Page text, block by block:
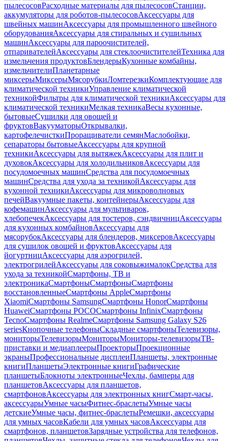
пылесосовРасходные материалы для пылесосовСтанции,
аккумуляторы для роботов-пылесосовАксессуары для
швейных машинАксессуары для промышленного швейного
оборудованияАксессуары для стиральных и сушильных
машинАксессуары для пароочистителей,
отпаривателейАксессуары для стеклоочистителейТехника для
измельчения продуктовБлендерыКухонные комбайны,
измельчителиПланетарные
миксерыМиксерыМясорубкиЛомтерезкиКомплектующие для
климатической техникиУправление климатической
техникойФильтры для климатической техникиАксессуары для
климатической техникиМелкая техникаВесы кухонные,
бытовыеСушилки для овощей и
фруктовВакууматорыОткрывалки,
картофелечисткиПроращиватели семянМаслобойки,
сепараторы бытовыеАксессуары для крупной
техникиАксессуары для вытяжекАксессуары для плит и
духовокАксессуары для холодильниковАксессуары для
посудомоечных машинСредства для посудомоечных
машинСредства для ухода за техникойАксессуары для
кухонной техникиАксессуары для микроволновых
печейВакуумные пакеты, контейнерыАксессуары для
кофемашинАксессуары для мультиварок,
хлебопечекАксессуары для тостеров, сэндвичницАксессуары
для кухонных комбайновАксессуары для
мясорубокАксессуары для блендеров, миксеровАксессуары
для сушилок овощей и фруктовАксессуары для
йогуртницАксессуары для аэрогрилей,
электрогрилейАксессуары для соковыжималокСредства для
ухода за техникойСмартфоны, ТВ и
электроникаСмартфоныСмартфоныСмартфоны
восстановленныеСмартфоны AppleСмартфоны
XiaomiСмартфоны SamsungСмартфоны HonorСмартфоны
HuaweiСмартфоны POCOСмартфоны InfinixСмартфоны
TecnoСмартфоны RealmeСмартфоны Samsung Galaxy S26
seriesКнопочные телефоныСкладные смартфоныТелевизоры,
мониторыТелевизорыМониторыМониторы-телевизорыТВ-
приставки и медиаплеерыПроекторыПроекционные
экраныПрофессиональные дисплеиПланшеты, электронные
книгиПланшетыЭлектронные книгиГрафические
планшетыБлокноты электронныеЧехлы, бамперы для
планшетовАксессуары для планшетов,
смартфоновАксессуары для электронных книгСмарт-часы,
аксессуарыУмные часыФитнес-браслетыУмные часы
детскиеУмные часы, фитнес-браслетыРемешки, аксессуары
для умных часовКабели для умных часовАксессуары для
смартфонов, планшетовЗарядные устройства для телефонов,